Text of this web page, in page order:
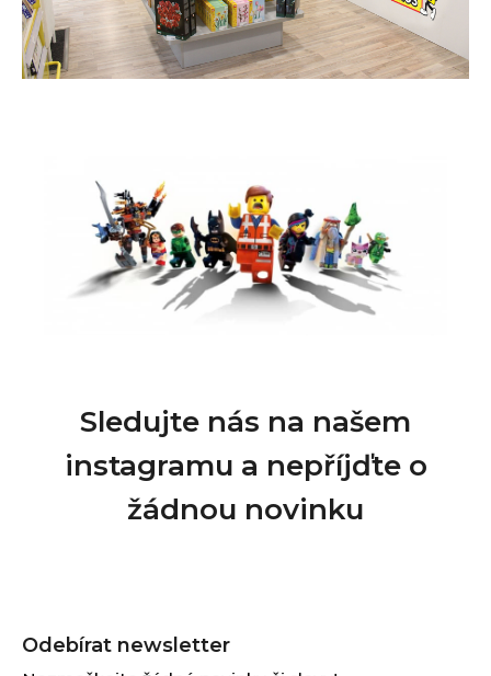
Sledujte nás na našem
instagramu a nepříjďte o
žádnou novinku
Odebírat newsletter